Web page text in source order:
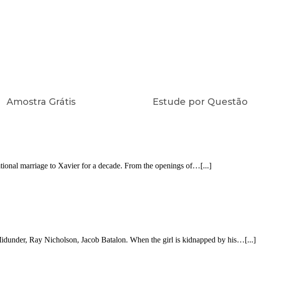
Amostra Grátis Estude por Questão
marriage to Xavier for a decade. From the openings of…[...]
Ray Nicholson, Jacob Batalon. When the girl is kidnapped by his…[...]